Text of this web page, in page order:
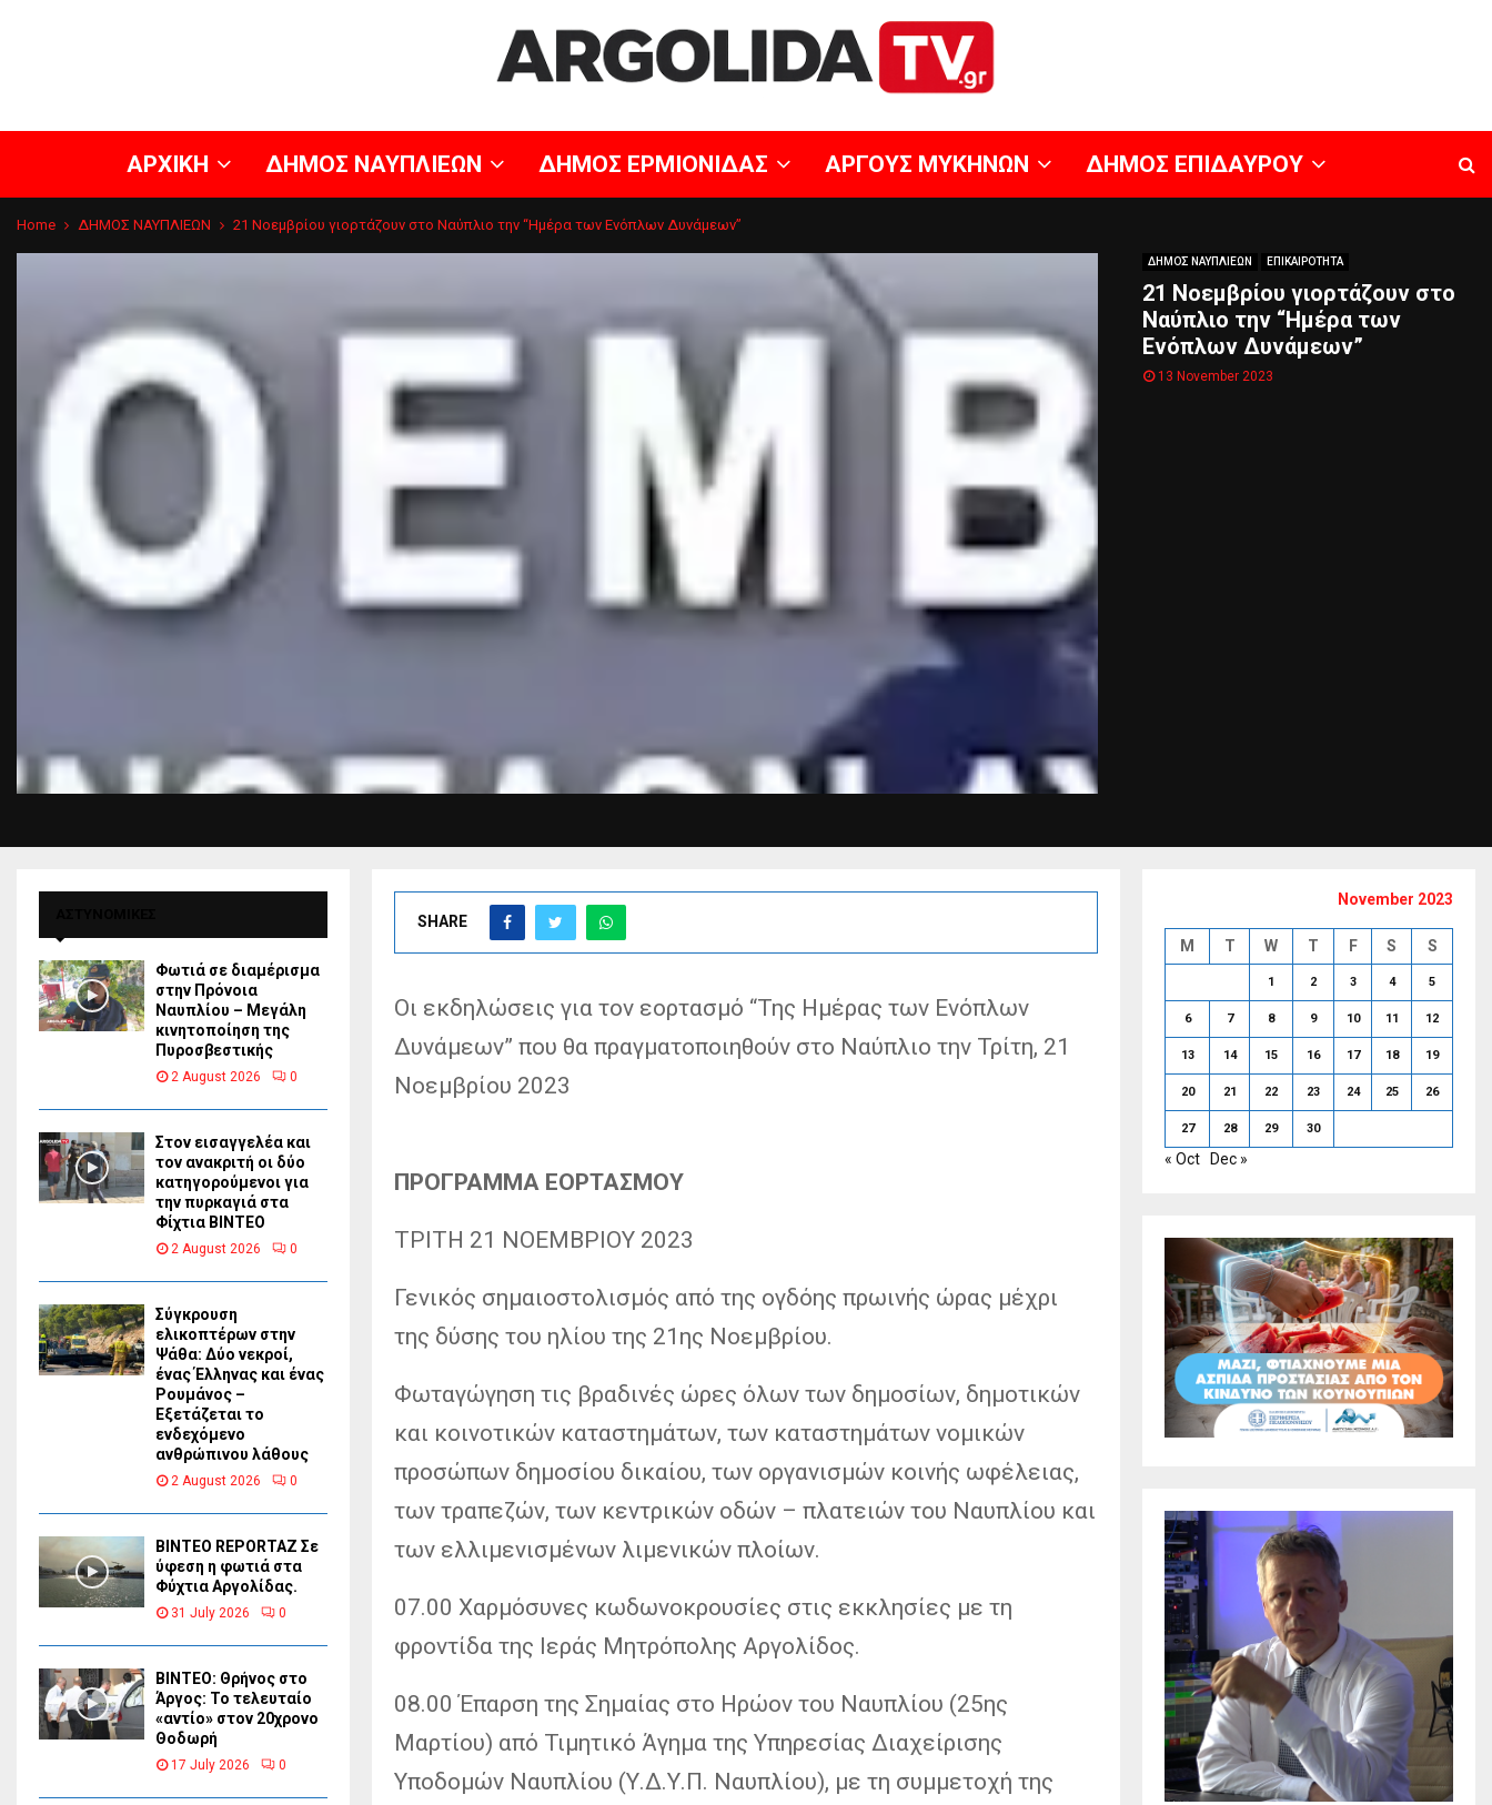
ΑΡΧΙΚΗ ΔΗΜΟΣ ΝΑΥΠΛΙΕΩΝ ΔΗΜΟΣ ΕΡΜΙΟΝΙΔΑΣ ΑΡΓΟΥΣ ΜΥΚΗΝΩΝ ΔΗΜΟΣ ΕΠΙΔΑΥΡΟΥ
Home ΔΗΜΟΣ ΝΑΥΠΛΙΕΩΝ 21 Νοεμβρίου γιορτάζουν στο Ναύπλιο την “Ημέρα των Ενόπλων Δυνάμεων”
ΔΗΜΟΣ ΝΑΥΠΛΙΕΩΝ ΕΠΙΚΑΙΡΟΤΗΤΑ
21 Νοεμβρίου γιορτάζουν στο
Ναύπλιο την “Ημέρα των
Ενόπλων Δυνάμεων”
13 November 2023
SHARE
Οι εκδηλώσεις για τον εορτασμό “Της Ημέρας των Ενόπλων
Δυνάμεων” που θα πραγματοποιηθούν στο Ναύπλιο την Τρίτη, 21
Νοεμβρίου 2023
ΠΡΟΓΡΑΜΜΑ ΕΟΡΤΑΣΜΟΥ
ΤΡΙΤΗ 21 ΝΟΕΜΒΡΙΟΥ 2023
Γενικός σημαιοστολισμός από της ογδόης πρωινής ώρας μέχρι
της δύσης του ηλίου της 21ης Νοεμβρίου.
Φωταγώγηση τις βραδινές ώρες όλων των δημοσίων, δημοτικών
και κοινοτικών καταστημάτων, των καταστημάτων νομικών
προσώπων δημοσίου δικαίου, των οργανισμών κοινής ωφέλειας,
των τραπεζών, των κεντρικών οδών – πλατειών του Ναυπλίου και
των ελλιμενισμένων λιμενικών πλοίων.
07.00 Χαρμόσυνες κωδωνοκρουσίες στις εκκλησίες με τη
φροντίδα της Ιεράς Μητρόπολης Αργολίδος.
08.00 Έπαρση της Σημαίας στο Ηρώον του Ναυπλίου (25ης
Μαρτίου) από Τιμητικό Άγημα της Υπηρεσίας Διαχείρισης
Υποδομών Ναυπλίου (Υ.Δ.Υ.Π. Ναυπλίου), με τη συμμετοχή της
Φωτιά σε διαμέρισμα
στην Πρόνοια
Ναυπλίου – Μεγάλη
κινητοποίηση της
Πυροσβεστικής
2 August 2026 0
Στον εισαγγελέα και
τον ανακριτή οι δύο
κατηγορούμενοι για
την πυρκαγιά στα
Φίχτια ΒΙΝΤΕΟ
2 August 2026 0
Σύγκρουση
ελικοπτέρων στην
Ψάθα: Δύο νεκροί,
ένας Έλληνας και ένας
Ρουμάνος –
Εξετάζεται το
ενδεχόμενο
ανθρώπινου λάθους
2 August 2026 0
BINTEO REPORTAZ Σε
ύφεση η φωτιά στα
Φύχτια Αργολίδας.
31 July 2026 0
ΒΙΝΤΕΟ: Θρήνος στο
Άργος: Το τελευταίο
«αντίο» στον 20χρονο
Θοδωρή
17 July 2026 0
November 2023
M T W T F S S
1 2 3 4 5
6 7 8 9 10 11 12
13 14 15 16 17 18 19
20 21 22 23 24 25 26
27 28 29 30
« Oct Dec »